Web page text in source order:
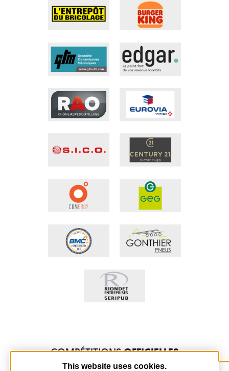
COMPÉTITIONSOFFICIELLES
This website uses cookies.